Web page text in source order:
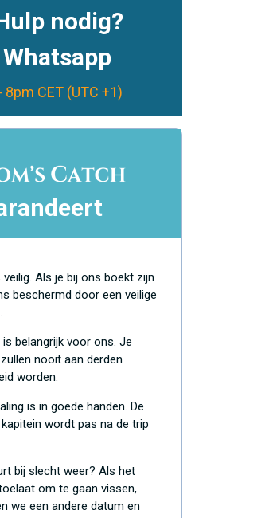
nodig?
Whatsapp
8pm CET (UTC +1)
veilig. Als je bij ons boekt zijn
beschermd door een veilige
belangrijk voor ons. Je
nooit aan derden
worden.
is in goede handen. De
wordt pas na de trip
bij slecht weer? Als het
om te gaan vissen,
we een andere datum en